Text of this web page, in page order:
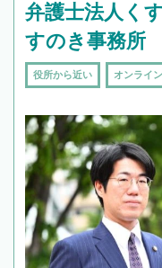
弁護士法人く
すのき事務所
役所から近い オンライ